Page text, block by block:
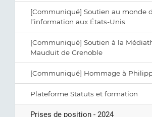
[Communiqué] Soutien au monde
l’information aux États-Unis
[Communiqué] Soutien à la
Mauduit de Grenoble
[Communiqué] Hommage à
Plateforme Statuts et formation
Prises de position - 2024